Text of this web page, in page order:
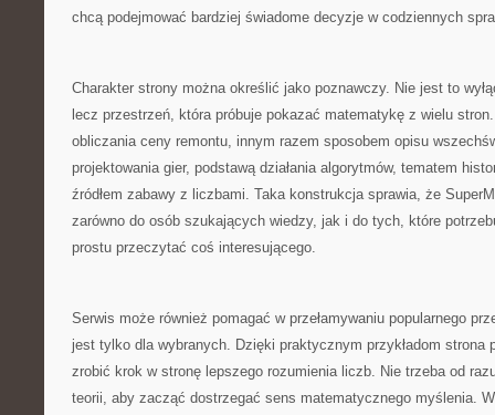
chcą podejmować bardziej świadome decyzje w codziennych
Charakter strony można określić jako poznawczy. Nie jest to
lecz przestrzeń, która próbuje pokazać matematykę z wielu
obliczania ceny remontu, innym razem sposobem opisu
projektowania gier, podstawą działania algorytmów, tematem
źródłem zabawy z liczbami. Taka konstrukcja sprawia, że
zarówno do osób szukających wiedzy, jak i do tych, które
prostu przeczytać coś interesującego.
Serwis może również pomagać w przełamywaniu popularnego
jest tylko dla wybranych. Dzięki praktycznym przykładom strona
zrobić krok w stronę lepszego rozumienia liczb. Nie trzeba od
teorii, aby zacząć dostrzegać sens matematycznego myślenia.